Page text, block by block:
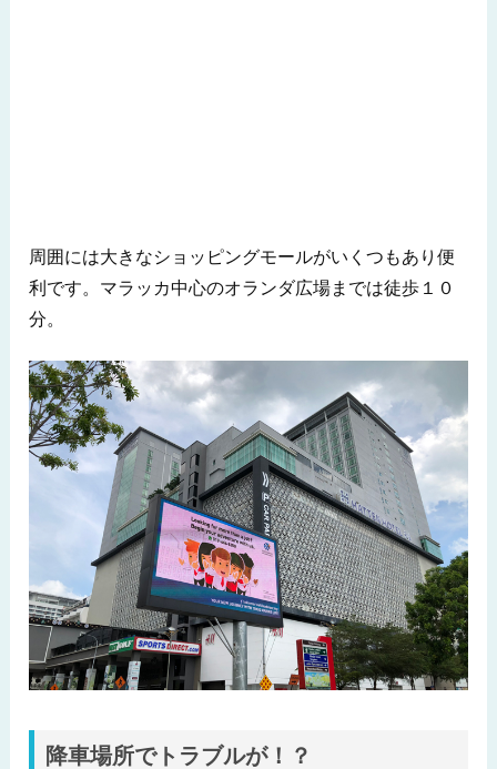
周囲には大きなショッピングモールがいくつもあり便
利です。マラッカ中心のオランダ広場までは徒歩１０
分。
降車場所でトラブルが！？